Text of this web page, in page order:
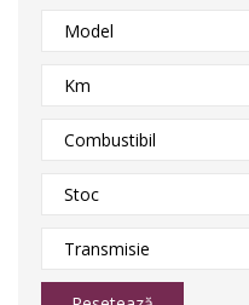
Model
Km
Combustibil
Stoc
Transmisie